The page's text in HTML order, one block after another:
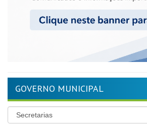
GOVERNO MUNICIPAL